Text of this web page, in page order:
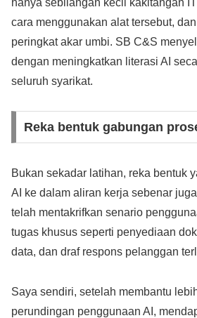
cara menggunakan alat tersebut,
peringkat akar umbi. SB C&S
dengan meningkatkan literasi AI
seluruh syarikat.
Reka bentuk gabungan
Bukan sekadar latihan, reka bentuk
AI ke dalam aliran kerja sebenar
telah mentakrifkan senario
tugas khusus seperti penyediaan
data, dan draf respons pelanggan
Saya sendiri, setelah membantu
perundingan penggunaan AI,